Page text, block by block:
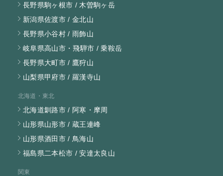
長野県駒ヶ根市 / 木曽駒ヶ岳
新潟県佐渡市 / 金北山
長野県小谷村 / 雨飾山
岐阜県高山市・飛騨市 / 乗鞍岳
長野県大町市 / 鷹狩山
山梨県甲府市 / 羅漢寺山
北海道・東北
北海道釧路市 / 阿寒・摩周
山形県山形市 / 蔵王連峰
山形県酒田市 / 鳥海山
福島県二本松市 / 安達太良山
関東